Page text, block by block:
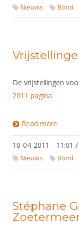
Nieuws Bond
De vrijstellingen
2011 pagina
Read more
10-04-2011 - 11:01 /
Nieuws Bond
Stéphane